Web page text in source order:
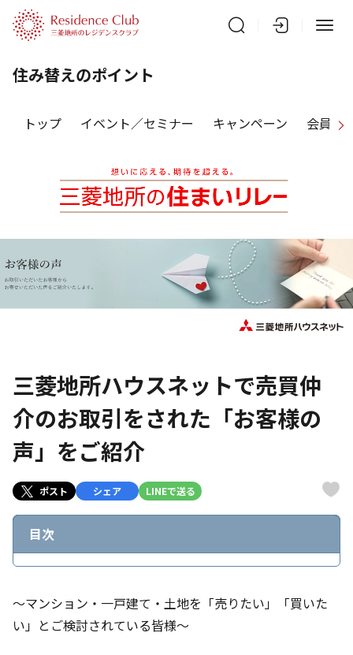
住み替えのポイント
トップ イベント／セミナー キャンペーン 会員特
三菱地所ハウスネットで売買仲
介のお取引をされた「お客様の
声」をご紹介
ポスト シェア LINEで送る
目次
～マンション・一戸建て・土地を「売りたい」「買いた
い」とご検討されている皆様～